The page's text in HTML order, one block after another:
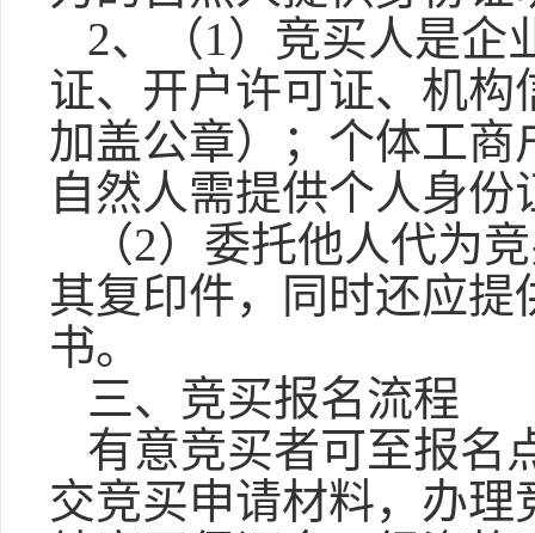
2、（1）竞买人是企
证、开户许可证、机
加盖公章）；个体工
自然人需提供个人身份
（2）委托他人代为
其复印件，同时还应
书。
三、竞买报名流程
有意竞买者可至报名
交竞买申请材料，办